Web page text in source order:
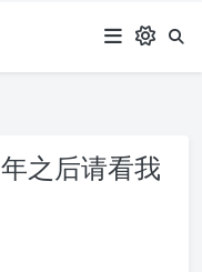
之后请看我